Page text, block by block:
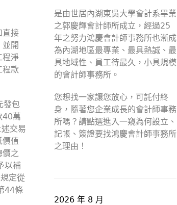
直接
開
程淨
程款
發包
40萬
交易
價值
價之
以補
定從
44條
是由世居內湖東吳大學會計系畢業
之郭慶輝會計師所成立，經過25
年之努力鴻慶會計師事務所也漸成
為內湖地區最專業、最具熱誠、最
具地域性、員工待最久，小具規模
的會計師事務所。
您想找一家讓您放心，可託付終
身，隨著您企業成長的會計師事務
所嗎？請點選進入一窺為何設立、
記帳、簽證要找鴻慶會計師事務所
之理由！
2026 年 8 月